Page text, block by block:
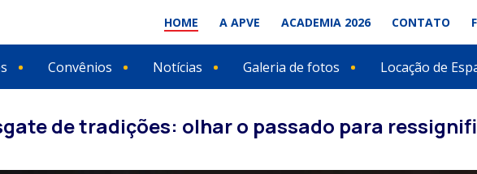
HOME A APVE ACADEMIA 2026 CONTATO
Convênios Notícias Galeria de fotos Locação de
de tradições: olhar o passado para